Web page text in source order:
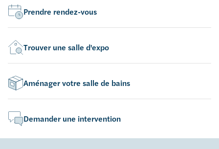
Prendre rendez-vous
Trouver une salle d'expo
Aménager votre salle de bains
Demander une intervention